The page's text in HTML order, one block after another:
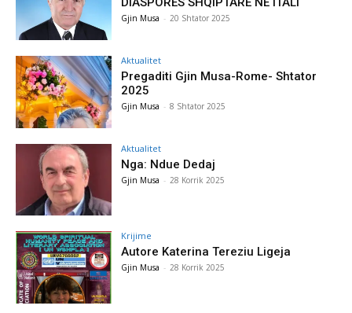
Gjin Musa - 20 Shtator 2025
Aktualitet
Pregaditi Gjin Musa-Rome- Shtator
2025
Gjin Musa - 8 Shtator 2025
Aktualitet
Nga: Ndue Dedaj
Gjin Musa - 28 Korrik 2025
Krijime
Autore Katerina Tereziu Ligeja
Gjin Musa - 28 Korrik 2025